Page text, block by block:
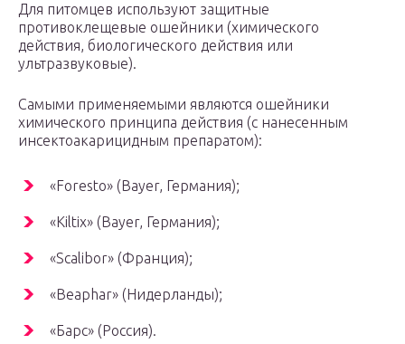
Для питомцев используют защитные
противоклещевые ошейники (химического
действия, биологического действия или
ультразвуковые).
Самыми применяемыми являются ошейники
химического принципа действия (с нанесенным
инсектоакарицидным препаратом):
«Foresto» (Bayer, Германия);
«Kiltix» (Bayer, Германия);
«Scalibor» (Франция);
«Beaphar» (Нидерланды);
«Барс» (Россия).